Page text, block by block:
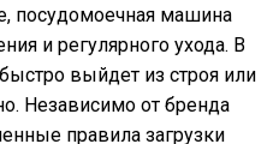
посудомоечная машина
и регулярного ухода. В
выйдет из строя или
Независимо от бренда
правила загрузки